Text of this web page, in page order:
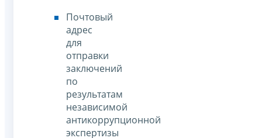
Почтовый
адрес
для
отправки
заключений
по
результатам
независимой
антикоррупционной
экспертизы